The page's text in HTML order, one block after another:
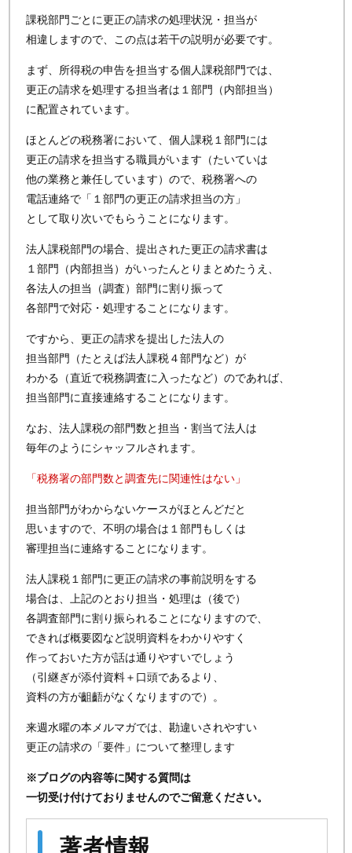
課税部門ごとに更正の請求の処理状況・担当が
相違しますので、この点は若干の説明が必要です。
まず、所得税の申告を担当する個人課税部門では、
更正の請求を処理する担当者は１部門（内部担当）
に配置されています。
ほとんどの税務署において、個人課税１部門には
更正の請求を担当する職員がいます（たいていは
他の業務と兼任しています）ので、税務署への
電話連絡で「１部門の更正の請求担当の方」
として取り次いでもらうことになります。
法人課税部門の場合、提出された更正の請求書は
１部門（内部担当）がいったんとりまとめたうえ、
各法人の担当（調査）部門に割り振って
各部門で対応・処理することになります。
ですから、更正の請求を提出した法人の
担当部門（たとえば法人課税４部門など）が
わかる（直近で税務調査に入ったなど）のであれば、
担当部門に直接連絡することになります。
なお、法人課税の部門数と担当・割当て法人は
毎年のようにシャッフルされます。
「税務署の部門数と調査先に関連性はない」
担当部門がわからないケースがほとんどだと
思いますので、不明の場合は１部門もしくは
審理担当に連絡することになります。
法人課税１部門に更正の請求の事前説明をする
場合は、上記のとおり担当・処理は（後で）
各調査部門に割り振られることになりますので、
できれば概要図など説明資料をわかりやすく
作っておいた方が話は通りやすいでしょう
（引継ぎが添付資料＋口頭であるより、
資料の方が齟齬がなくなりますので）。
来週水曜の本メルマガでは、勘違いされやすい
更正の請求の「要件」について整理します
※ブログの内容等に関する質問は
一切受け付けておりませんのでご留意ください。
著者情報